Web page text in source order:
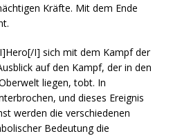
Kräfte. Mit dem Ende
I] sich mit dem Kampf der
auf den Kampf, der in den
liegen, tobt. In
und dieses Ereignis
werden die verschiedenen
Bedeutung die